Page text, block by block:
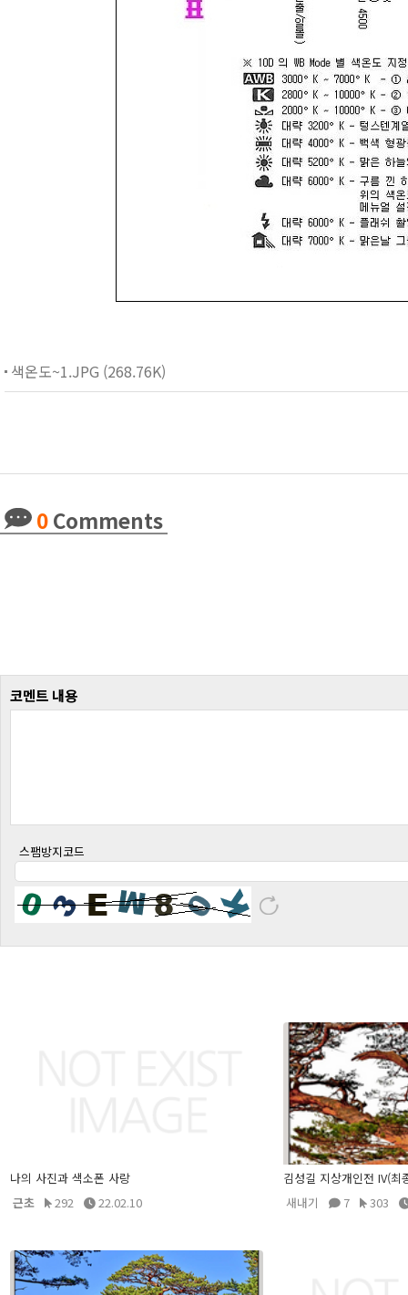
색온도~1.JPG (268.76K)
0Comments
코멘트 내용
스팸방지코드
나의 사진과 색소폰 사랑
근초
292 22.02.10
김성길 지상개인전 IV(최
새내기
7 303